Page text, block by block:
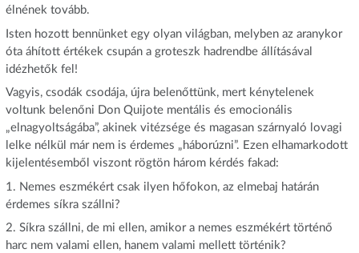
élnének tovább.
Isten hozott bennünket egy olyan világban, melyben az aranykor
óta áhított értékek csupán a groteszk hadrendbe állításával
idézhetők fel!
Vagyis, csodák csodája, újra belenőttünk, mert kénytelenek
voltunk belenőni Don Quijote mentális és emocionális
„elnagyoltságába”, akinek vitézsége és magasan szárnyaló lovagi
lelke nélkül már nem is érdemes „háborúzni”. Ezen elhamarkodott
kijelentésemből viszont rögtön három kérdés fakad:
1. Nemes eszmékért csak ilyen hőfokon, az elmebaj határán
érdemes síkra szállni?
2. Síkra szállni, de mi ellen, amikor a nemes eszmékért történő
harc nem valami ellen, hanem valami mellett történik?